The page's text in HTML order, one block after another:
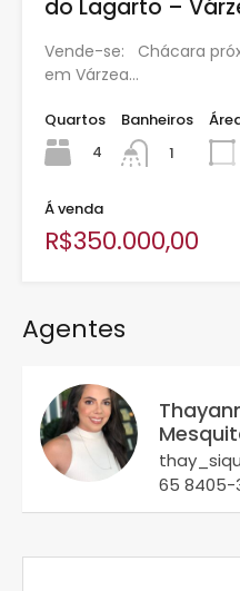
do Lagarto –
Vende-se: Chácara
em Várzea…
Quartos
4
Banheiros
1
Á venda
R$350.000,00
Agentes
65 8405-